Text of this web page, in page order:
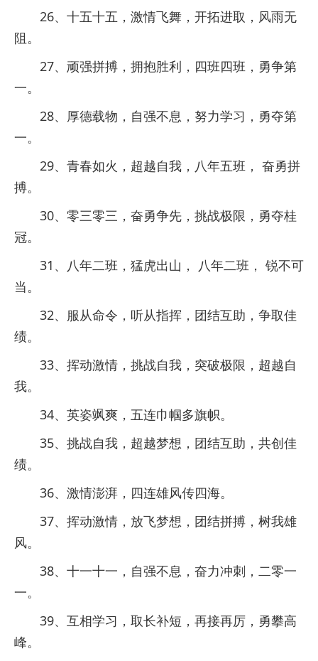
26、十五十五，激情飞舞，开拓进取，风雨无
阻。
27、顽强拼搏，拥抱胜利，四班四班，勇争第
一。
28、厚德载物，自强不息，努力学习，勇夺第
一。
29、青春如火，超越自我，八年五班， 奋勇拼
搏。
30、零三零三，奋勇争先，挑战极限，勇夺桂
冠。
31、八年二班，猛虎出山， 八年二班， 锐不可
当。
32、服从命令，听从指挥，团结互助，争取佳
绩。
33、挥动激情，挑战自我，突破极限，超越自
我。
34、英姿飒爽，五连巾帼多旗帜。
35、挑战自我，超越梦想，团结互助，共创佳
绩。
36、激情澎湃，四连雄风传四海。
37、挥动激情，放飞梦想，团结拼搏，树我雄
风。
38、十一十一，自强不息，奋力冲刺，二零一
一。
39、互相学习，取长补短，再接再厉，勇攀高
峰。